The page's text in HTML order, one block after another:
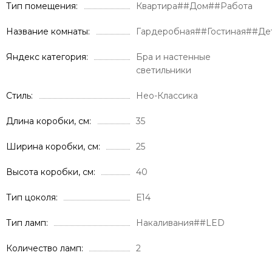
Тип помещения Квартира##Дом##Работа
Название комнаты
Яндекс категория
Бра и настенные
светильники
Стиль Нео-Классика
Длина коробки, см 35
Ширина коробки, см 25
Высота коробки, см 40
Тип цоколя Е14
Тип ламп Накаливания##LED
Количество ламп 2